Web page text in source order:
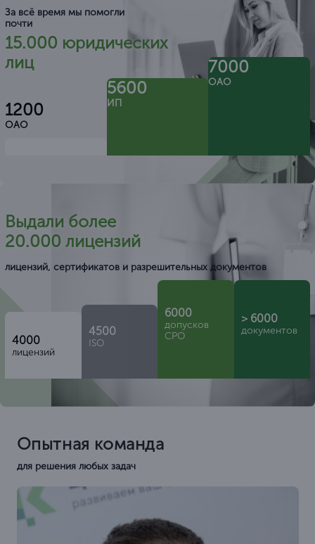
За всё время мы помогли
почти
15.000 юридических
лиц
1200
ОАО
5600
ИП
7000
ОАО
Выдали более
20.000 лицензий
лицензий, сертификатов и разрешительных документов
4000
лицензий
4500
ISO
6000
допусков
СРО
> 6000
документов
Опытная команда
для решения любых задач